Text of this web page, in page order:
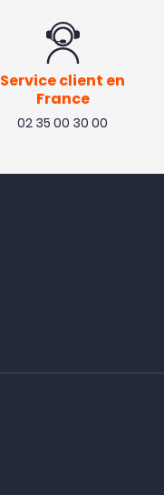
Service client en
France
02 35 00 30 00